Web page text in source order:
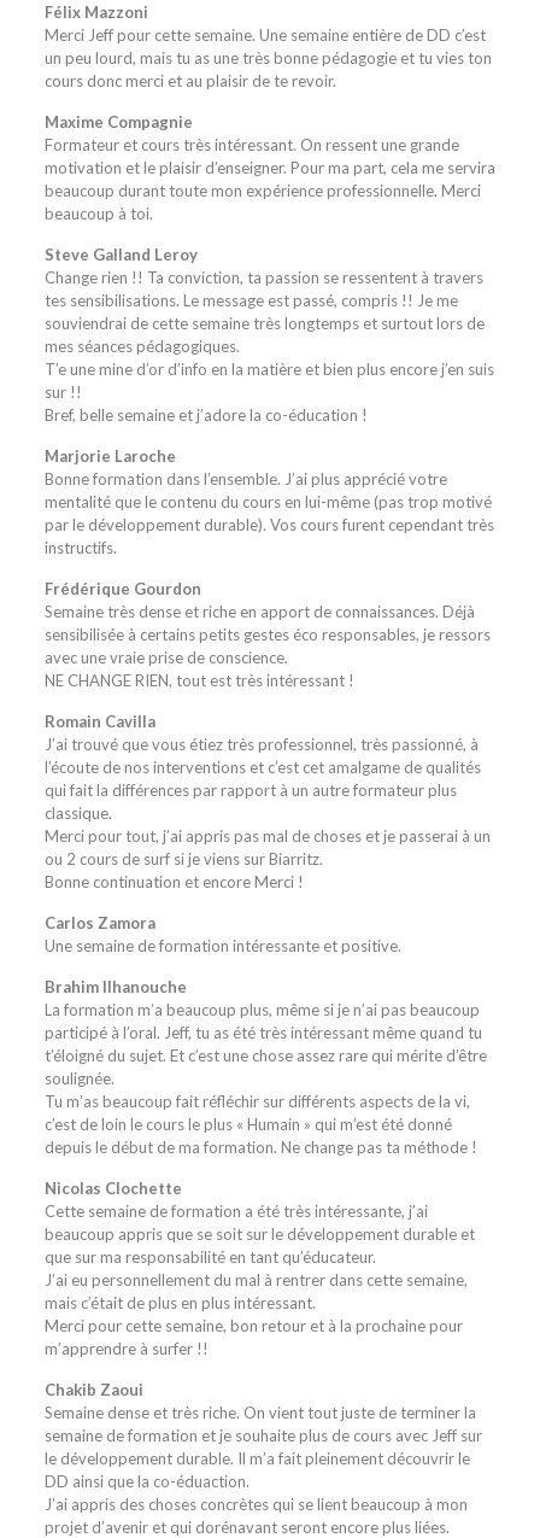
Félix Mazzoni
Merci Jeff pour cette semaine. Une semaine entière de DD c’est
un peu lourd, mais tu as une très bonne pédagogie et tu vies ton
cours donc merci et au plaisir de te revoir.
Maxime Compagnie
Formateur et cours très intéressant. On ressent une grande
motivation et le plaisir d’enseigner. Pour ma part, cela me servira
beaucoup durant toute mon expérience professionnelle. Merci
beaucoup à toi.
Steve Galland Leroy
Change rien !! Ta conviction, ta passion se ressentent à travers
tes sensibilisations. Le message est passé, compris !! Je me
souviendrai de cette semaine très longtemps et surtout lors de
mes séances pédagogiques.
T’e une mine d’or d’info en la matière et bien plus encore j’en suis
sur !!
Bref, belle semaine et j’adore la co-éducation !
Marjorie Laroche
Bonne formation dans l’ensemble. J’ai plus apprécié votre
mentalité que le contenu du cours en lui-même (pas trop motivé
par le développement durable). Vos cours furent cependant très
instructifs.
Frédérique Gourdon
Semaine très dense et riche en apport de connaissances. Déjà
sensibilisée à certains petits gestes éco responsables, je ressors
avec une vraie prise de conscience.
NE CHANGE RIEN, tout est très intéressant !
Romain Cavilla
J’ai trouvé que vous étiez très professionnel, très passionné, à
l’écoute de nos interventions et c’est cet amalgame de qualités
qui fait la différences par rapport à un autre formateur plus
classique.
Merci pour tout, j’ai appris pas mal de choses et je passerai à un
ou 2 cours de surf si je viens sur Biarritz.
Bonne continuation et encore Merci !
Carlos Zamora
Une semaine de formation intéressante et positive.
Brahim Ilhanouche
La formation m’a beaucoup plus, même si je n’ai pas beaucoup
participé à l’oral. Jeff, tu as été très intéressant même quand tu
t’éloigné du sujet. Et c’est une chose assez rare qui mérite d’être
soulignée.
Tu m’as beaucoup fait réfléchir sur différents aspects de la vi,
c’est de loin le cours le plus « Humain » qui m’est été donné
depuis le début de ma formation. Ne change pas ta méthode !
Nicolas Clochette
Cette semaine de formation a été très intéressante, j’ai
beaucoup appris que se soit sur le développement durable et
que sur ma responsabilité en tant qu’éducateur.
J’ai eu personnellement du mal à rentrer dans cette semaine,
mais c’était de plus en plus intéressant.
Merci pour cette semaine, bon retour et à la prochaine pour
m’apprendre à surfer !!
Chakib Zaoui
Semaine dense et très riche. On vient tout juste de terminer la
semaine de formation et je souhaite plus de cours avec Jeff sur
le développement durable. Il m’a fait pleinement découvrir le
DD ainsi que la co-éduaction.
J’ai appris des choses concrètes qui se lient beaucoup à mon
projet d’avenir et qui dorénavant seront encore plus liées.